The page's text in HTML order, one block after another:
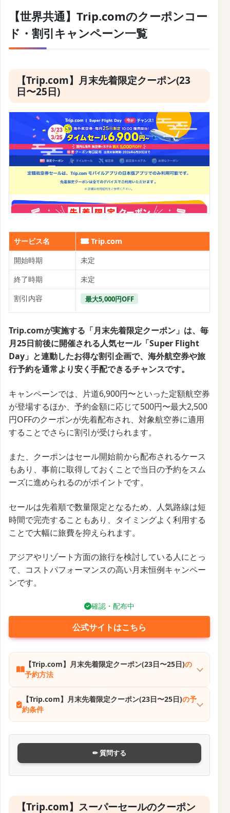
【Trip.com】学生用航空券の特別価格での販売キャ
ンペーン
の予約方法
ペーンの予約条件
✏ 質問する
【韓国】Trip.comのクーポンコード・
割引キャンペーン一覧
【Trip.com】韓国旅行のスーパーワール
ドウィーク最大50%オフキャンペーン
サービス名
Trip.com
開始時期
2025年7月28日
終了時期
2025年8月3日
割引内容
最大50%オフ
Trip.comでは、毎週開催される「スーパーワールドウ
ィーク」において、韓国旅行をお得に楽しむ特別セー
ルが行われています。
ソウルや釜山などアジアの人気都市向けに、片道6,900
円～の定額航空券を提供しています。
さらに、ホテル予約では一部施設が最大70%オフに設
定されており、滞在費も大幅に軽減できます。
航空券・ホテルに加え、韓国の鉄道予約では10%オフ
クーポン、現地アクティビティでは最大50%割引、
eSIMや空港送迎にも対応した割引クーポンが配布され
ています。
これらはすべて、水曜0:00〜金曜23:59の限定期間中に
有効で、先着・在庫限定のタイミング勝負です。旅行
のフライトから宿・現地移動・体験までセットでお得
に手配できる、充実の週末韓国旅行プランです。
締切済み
公式サイトはこちら
【Trip.com】韓国旅行のスーパーワールドウィーク
最大50%オフキャンペーンの予約方法